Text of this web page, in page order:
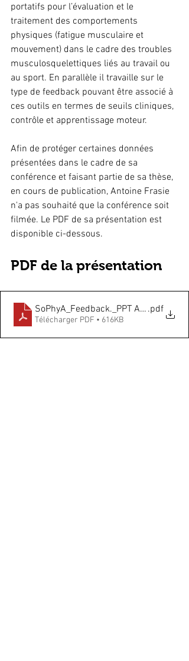
portatifs pour l’évaluation et le
traitement des comportements
physiques (fatigue musculaire et
mouvement) dans le cadre des troubles
musculosquelettiques liés au travail ou
au sport. En parallèle il travaille sur le
type de feedback pouvant être associé à
ces outils en termes de seuils cliniques,
contrôle et apprentissage moteur.
Afin de protéger certaines données
présentées dans le cadre de sa
conférence et faisant partie de sa thèse,
en cours de publication, Antoine Frasie
n'a pas souhaité que la conférence soit
filmée. Le PDF de sa présentation est
disponible ci-dessous.
PDF de la présentation
SoPhyA_Feedback._PPT Antoine
.pdf
Télécharger PDF • 616KB